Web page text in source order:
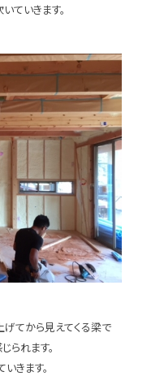
ていきます。
てから見えてくる梁で
られます。
きます。